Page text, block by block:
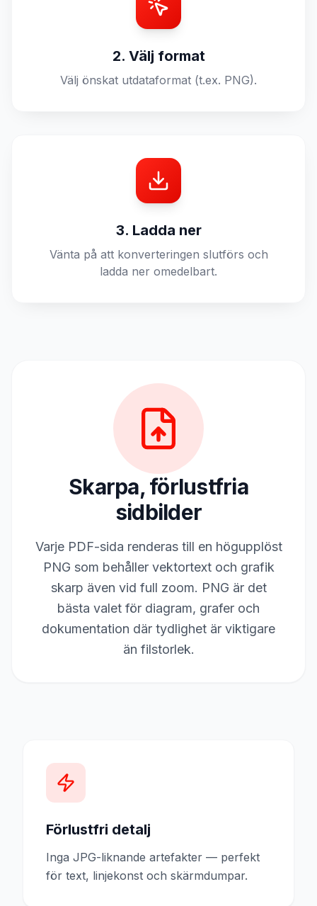
2. Välj format
Välj önskat utdataformat (t.ex. PNG).
3. Ladda ner
Vänta på att konverteringen slutförs och
ladda ner omedelbart.
Skarpa, förlustfria
sidbilder
Varje PDF-sida renderas till en högupplöst
PNG som behåller vektortext och grafik
skarp även vid full zoom. PNG är det
bästa valet för diagram, grafer och
dokumentation där tydlighet är viktigare
än filstorlek.
Förlustfri detalj
Inga JPG-liknande artefakter — perfekt
för text, linjekonst och skärmdumpar.